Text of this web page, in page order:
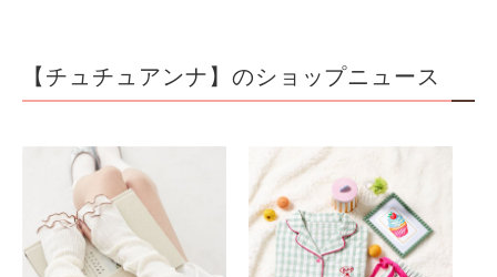
【チュチュアンナ】のショップニュース